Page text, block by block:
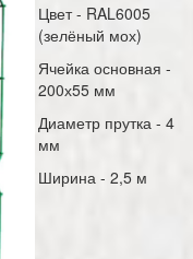
Цвет - RAL6005
(зелёный мох)
Ячейка основная -
200х55 мм
Диаметр прутка - 4
мм
Ширина - 2,5 м